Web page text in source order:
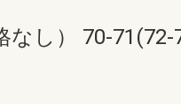
なし） 70-71(72-